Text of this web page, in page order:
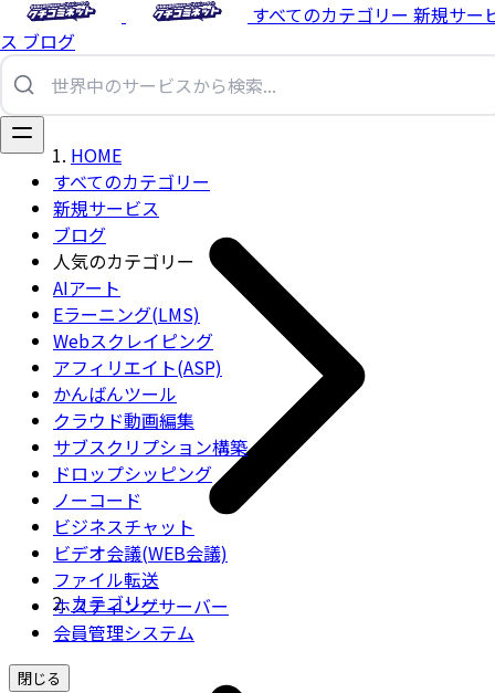
すべてのカテゴリー 新規サー
ス ブログ
すべてのカテゴリー
新規サービス
ブログ
人気のカテゴリー
AIアート
Eラーニング(LMS)
Webスクレイピング
アフィリエイト(ASP)
かんばんツール
クラウド動画編集
サブスクリプション構築
ドロップシッピング
ノーコード
ビジネスチャット
ビデオ会議(WEB会議)
ファイル転送
ホスティングサーバー
会員管理システム
閉じる
HOME
カテゴリー